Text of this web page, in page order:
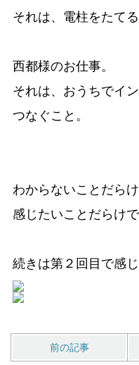
それは、電柱をたてる
西都様のお仕事。
それは、おうちでイ
つなぐこと。
わからないことだらけ
感じたいことだらけで
続きは第２回目で感じ
前の記事